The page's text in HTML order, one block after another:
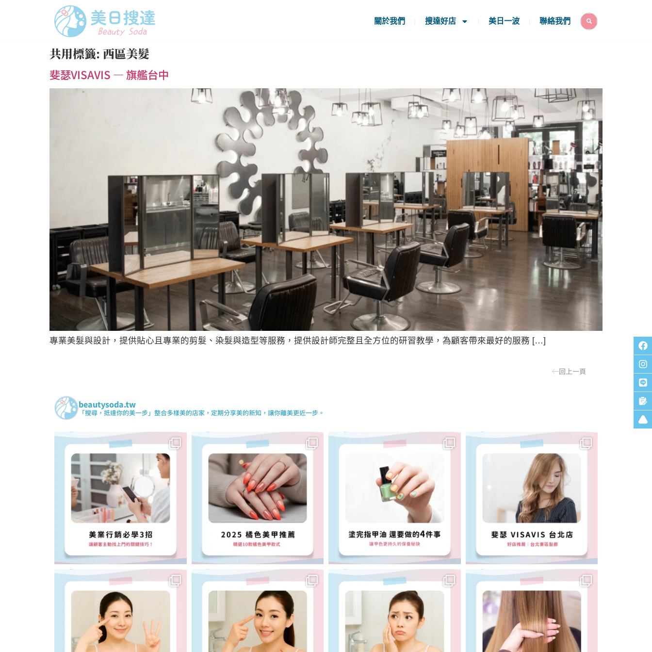
關於我們 搜達好店 美日一波 聯絡我們
Search
共用標籤: 西區美髮
斐瑟VISAVIS — 旗艦台中
專業美髮與設計，提供貼心且專業的剪髮、染髮與造型等服務，提供設計師完整且全方位的研習教學，為顧客帶來最好的服務 […]
回上一頁
beautysoda.tw
「搜尋，抵達你的美一步」整合多樣美的店家，定期分享美的新知，讓你離美更近一步。